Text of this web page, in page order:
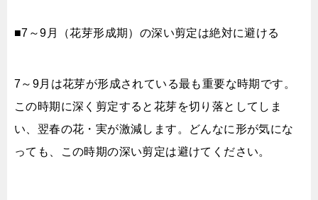
■7～9月（花芽形成期）の深い剪定は絶対に避ける
7～9月は花芽が形成されている最も重要な時期です。
この時期に深く剪定すると花芽を切り落としてしま
い、翌春の花・実が激減します。どんなに形が気にな
っても、この時期の深い剪定は避けてください。